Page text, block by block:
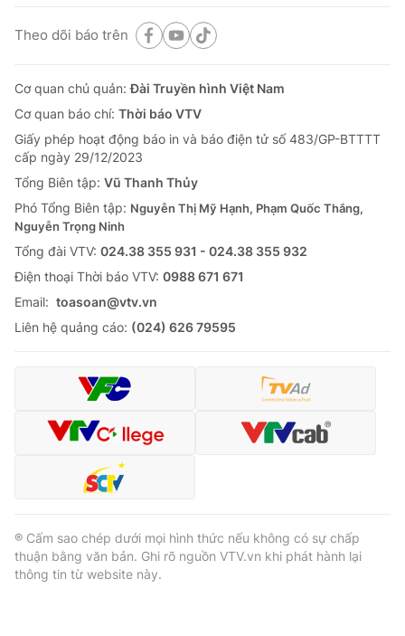
Theo dõi báo trên
Cơ quan chủ quản:Đài Truyền hình Việt Nam
Cơ quan báo chí: Thời báo VTV
Giấy phép hoạt động báo in và báo điện tử số 483/GP-BTTTT
cấp ngày 29/12/2023
Tổng Biên tập: Vũ Thanh Thủy
Phó Tổng Biên tập: Nguyễn Thị Mỹ Hạnh, Phạm Quốc Thắng,
Nguyễn Trọng Ninh
Tổng đài VTV: 024.38 355 931 - 024.38 355 932
Ðiện thoại Thời báo VTV: 0988 671 671
Email: toasoan@vtv.vn
Liên hệ quảng cáo: (024) 626 79595
® Cấm sao chép dưới mọi hình thức nếu không có sự chấp
thuận bằng văn bản. Ghi rõ nguồn VTV.vn khi phát hành lại
thông tin từ website này.